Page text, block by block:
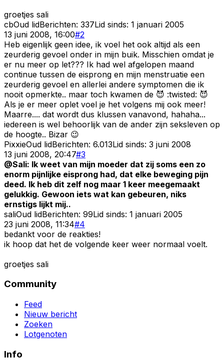
groetjes sali
cbOud lidBerichten: 337Lid sinds: 1 januari 2005
13 juni 2008, 16:00#2
Heb eigenlijk geen idee, ik voel het ook altijd als een
zeurderig gevoel onder in mijn buik. Misschien omdat je
er nu meer op let??? Ik had wel afgelopen maand
continue tussen de eisprong en mijn menstruatie een
zeurderig gevoel en allerlei andere symptomen die ik
nooit opmerkte.. maar toch kwamen de 😈 :twisted: 😈
Als je er meer oplet voel je het volgens mij ook meer!
Maarre.... dat wordt dus klussen vanavond, hahaha...
iedereen is wel behoorlijk van de ander zijn seksleven op
de hoogte.. Bizar 😉
PixxieOud lidBerichten: 6.013Lid sinds: 3 juni 2008
13 juni 2008, 20:47#3
@Sali: Ik weet van mijn moeder dat zij soms een zo
enorm pijnlijke eisprong had, dat elke beweging pijn
deed. Ik heb dit zelf nog maar 1 keer meegemaakt
gelukkig. Gewoon iets wat kan gebeuren, niks
ernstigs lijkt mij..
saliOud lidBerichten: 99Lid sinds: 1 januari 2005
23 juni 2008, 11:34#4
bedankt voor de reakties!
ik hoop dat het de volgende keer weer normaal voelt.
groetjes sali
Community
Feed
Nieuw bericht
Zoeken
Lotgenoten
Info